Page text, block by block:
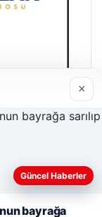
×
Güncel Haberler
bayrağa